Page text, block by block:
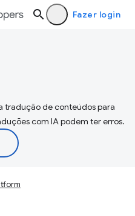
Fazer login
tradução de conteúdos para
com IA podem ter erros.